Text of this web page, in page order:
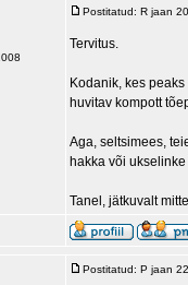
Postitatud: R jaan
Tervitus.
Kodanik, kes
huvitav kompott
Aga, seltsimees,
hakka või
Tanel, jätkuvalt
Postitatud: P jaan